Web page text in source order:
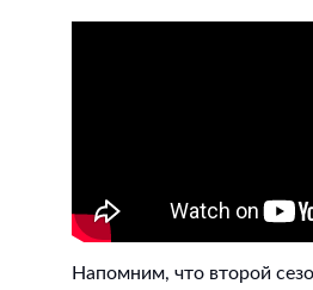
Напомним, что второй